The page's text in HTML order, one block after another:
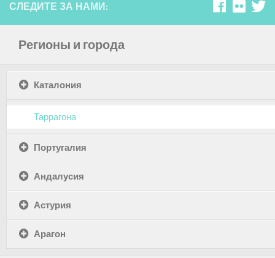
СЛЕДИТЕ ЗА НАМИ:
Регионы и города
Каталония
Таррагона
Португалия
Андалусия
Астурия
Арагон